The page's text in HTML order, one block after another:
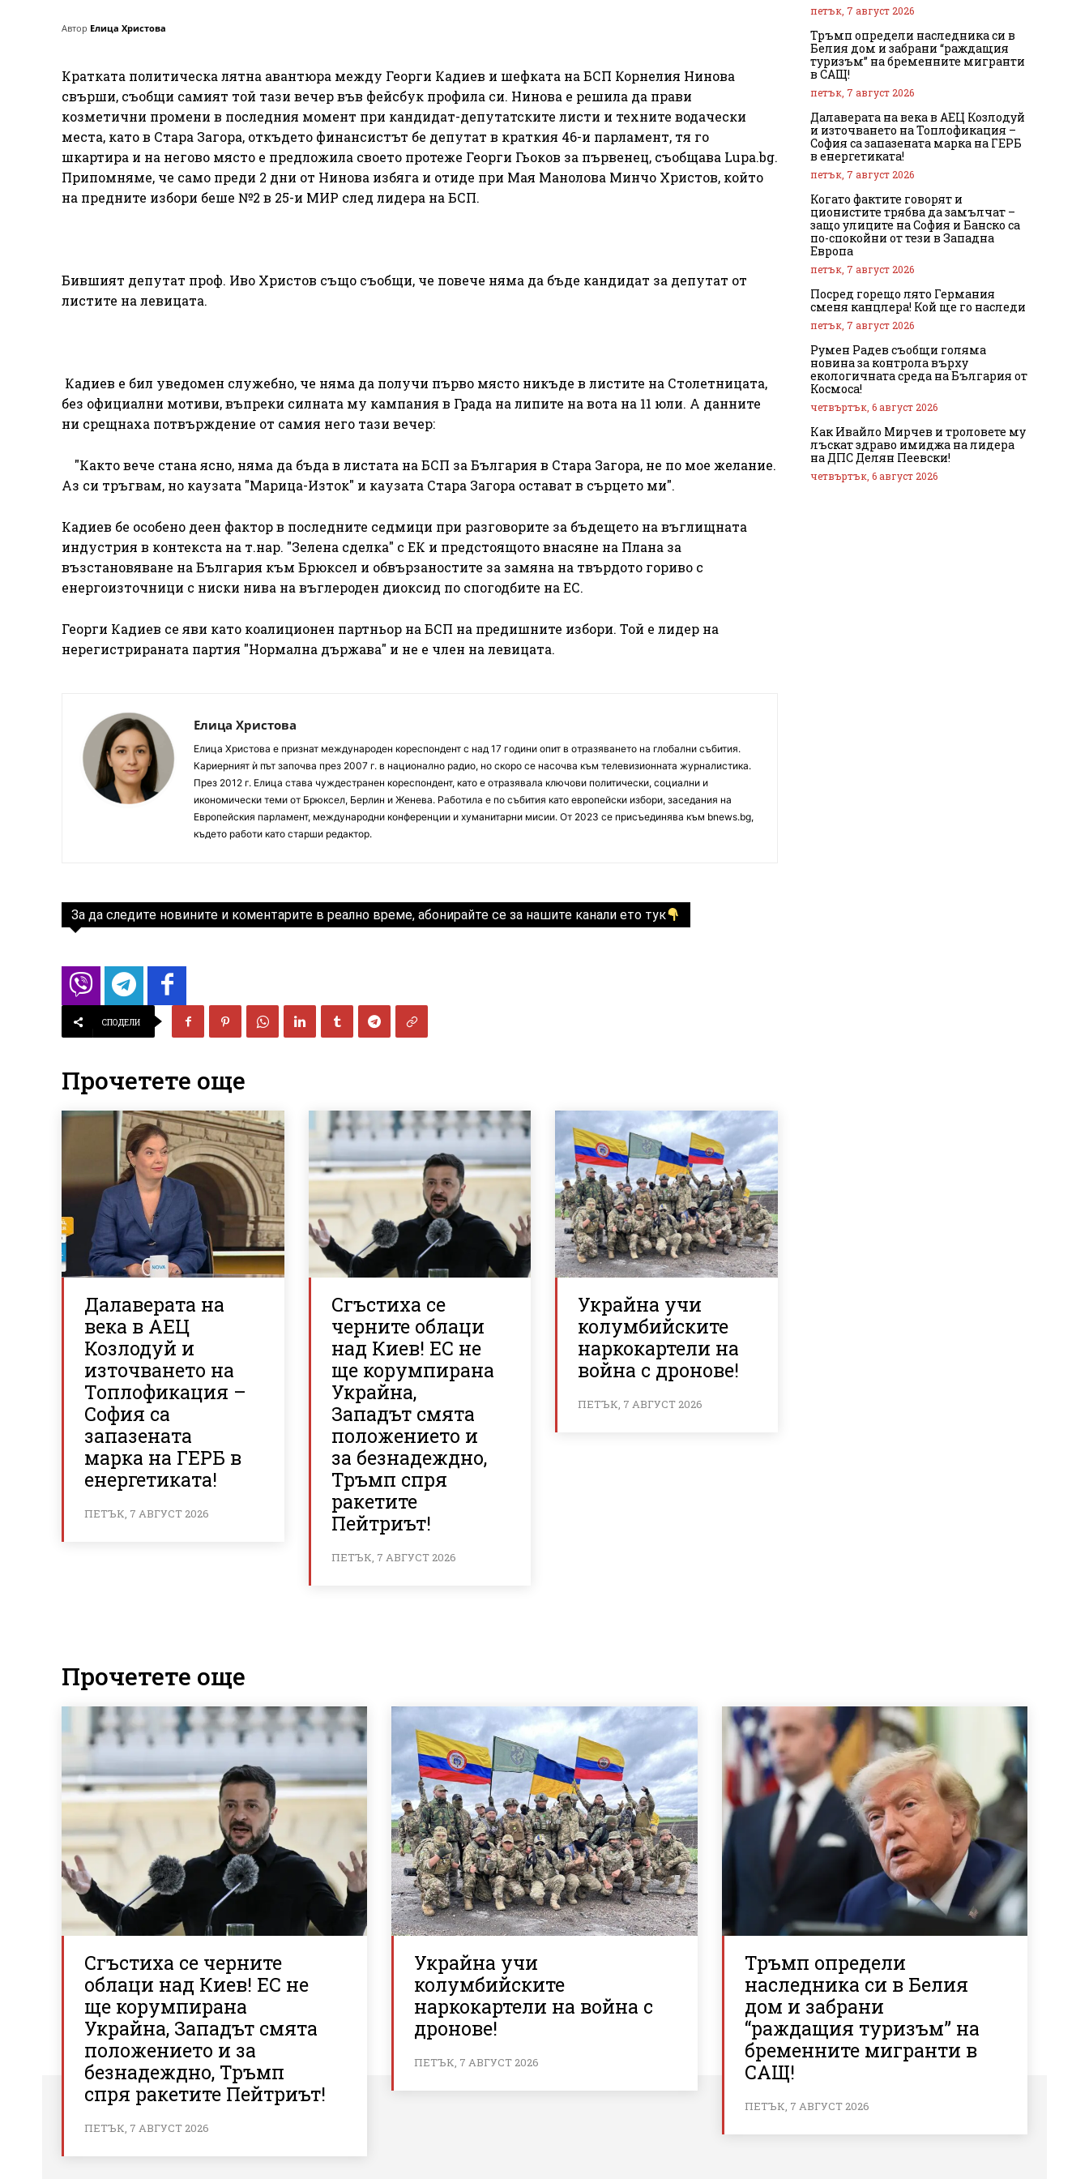
Автор Елица Христова
Кратката политическа лятна авантюра между Георги Кадиев и шефката на БСП Корнелия Нинова
свърши, съобщи самият той тази вечер във фейсбук профила си. Нинова е решила да прави
козметични промени в последния момент при кандидат-депутатските листи и техните водачески
места, като в Стара Загора, откъдето финансистът бе депутат в краткия 46-и парламент, тя го
шкартира и на негово място е предложила своето протеже Георги Гьоков за първенец, съобщава Lupa.bg.
Припомняме, че само преди 2 дни от Нинова избяга и отиде при Мая Манолова Минчо Христов, който
на предните избори беше №2 в 25-и МИР след лидера на БСП.
Бившият депутат проф. Иво Христов също съобщи, че повече няма да бъде кандидат за депутат от
листите на левицата.
Кадиев е бил уведомен служебно, че няма да получи първо място никъде в листите на Столетницата,
без официални мотиви, въпреки силната му кампания в Града на липите на вота на 11 юли. А данните
ни срещнаха потвърждение от самия него тази вечер:
"Както вече стана ясно, няма да бъда в листата на БСП за България в Стара Загора, не по мое желание.
Аз си тръгвам, но каузата "Марица-Изток" и каузата Стара Загора остават в сърцето ми".
Кадиев бе особено деен фактор в последните седмици при разговорите за бъдещето на въглищната
индустрия в контекста на т.нар. "Зелена сделка" с ЕК и предстоящото внасяне на Плана за
възстановяване на България към Брюксел и обвързаностите за замяна на твърдото гориво с
енергоизточници с ниски нива на въглероден диоксид по спогодбите на ЕС.
Георги Кадиев се яви като коалиционен партньор на БСП на предишните избори. Той е лидер на
нерегистрираната партия "Нормална държава" и не е член на левицата.
Елица Христова
Елица Христова е признат международен кореспондент с над 17 години опит в отразяването на глобални събития.
Кариерният ѝ път започва през 2007 г. в национално радио, но скоро се насочва към телевизионната журналистика.
През 2012 г. Елица става чуждестранен кореспондент, като е отразявала ключови политически, социални и
икономически теми от Брюксел, Берлин и Женева. Работила е по събития като европейски избори, заседания на
Европейския парламент, международни конференции и хуманитарни мисии. От 2023 се присъединява към bnews.bg,
където работи като старши редактор.
За да следите новините и коментарите в реално време, абонирайте се за нашите канали ето тук
СПОДЕЛИ
Прочетете още
Далаверата на
века в АЕЦ
Козлодуй и
източването на
Топлофикация –
София са
запазената
марка на ГЕРБ в
енергетиката!
ПЕТЪК, 7 АВГУСТ 2026
Сгъстиха се
черните облаци
над Киев! ЕС не
ще корумпирана
Украйна,
Западът смята
положението и
за безнадеждно,
Тръмп спря
ракетите
Пейтриът!
ПЕТЪК, 7 АВГУСТ 2026
Украйна учи
колумбийските
наркокартели на
война с дронове!
ПЕТЪК, 7 АВГУСТ 2026
петък, 7 август 2026
Тръмп определи наследника си в
Белия дом и забрани “раждащия
туризъм” на бременните мигранти
в САЩ!
петък, 7 август 2026
Далаверата на века в АЕЦ Козлодуй
и източването на Топлофикация –
София са запазената марка на ГЕРБ
в енергетиката!
петък, 7 август 2026
Когато фактите говорят и
ционистите трябва да замълчат –
защо улиците на София и Банско са
по-спокойни от тези в Западна
Европа
петък, 7 август 2026
Посред горещо лято Германия
сменя канцлера! Кой ще го наследи
петък, 7 август 2026
Румен Радев съобщи голяма
новина за контрола върху
екологичната среда на България от
Космоса!
четвъртък, 6 август 2026
Как Ивайло Мирчев и троловете му
лъскат здраво имиджа на лидера
на ДПС Делян Пеевски!
четвъртък, 6 август 2026
Прочетете още
Сгъстиха се черните
облаци над Киев! ЕС не
ще корумпирана
Украйна, Западът смята
положението и за
безнадеждно, Тръмп
спря ракетите Пейтриът!
ПЕТЪК, 7 АВГУСТ 2026
Украйна учи
колумбийските
наркокартели на война с
дронове!
ПЕТЪК, 7 АВГУСТ 2026
Тръмп определи
наследника си в Белия
дом и забрани
“раждащия туризъм” на
бременните мигранти в
САЩ!
ПЕТЪК, 7 АВГУСТ 2026